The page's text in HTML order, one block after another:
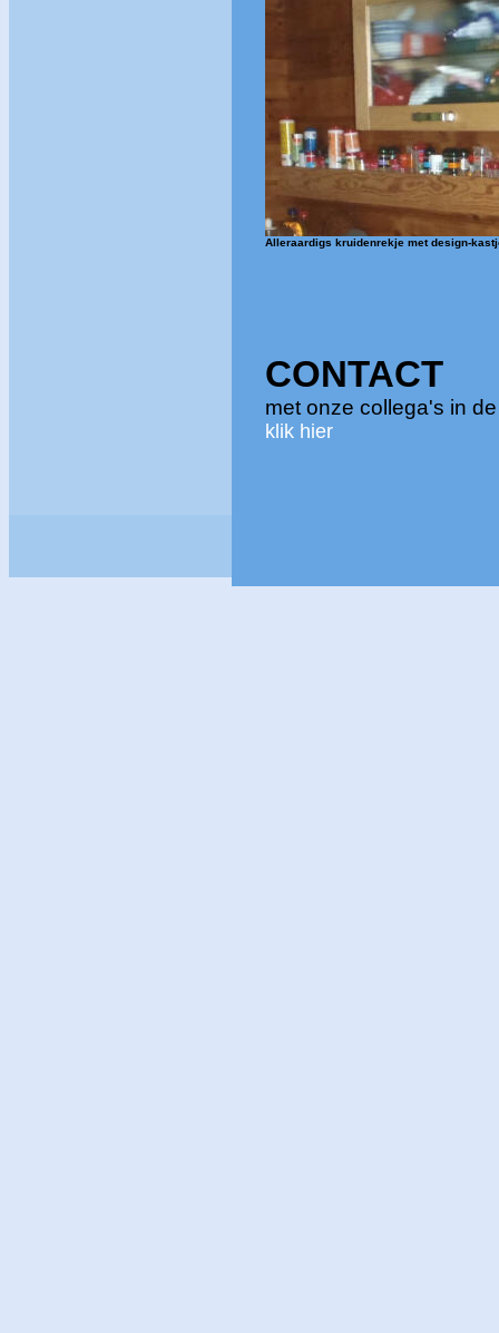
Alleraardigs kruidenrekje met design-
CONTACT
met onze collega's in
klik hier